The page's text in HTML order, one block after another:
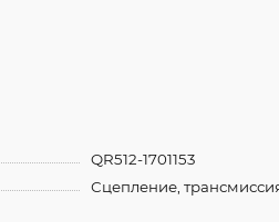
QR512-1701153
Сцепление,